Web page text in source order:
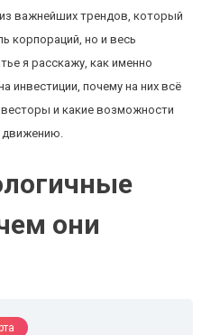
важнейших трендов, который
корпораций, но и весь
я расскажу, как именно
инвестиции, почему на них всё
и какие возможности
движению.
они